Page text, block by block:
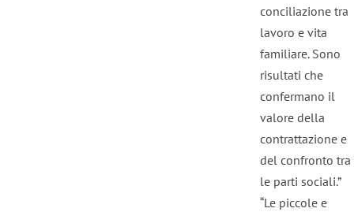
conciliazione tra
lavoro e vita
familiare. Sono
risultati che
confermano il
valore della
contrattazione e
del confronto tra
le parti sociali.”
“Le piccole e